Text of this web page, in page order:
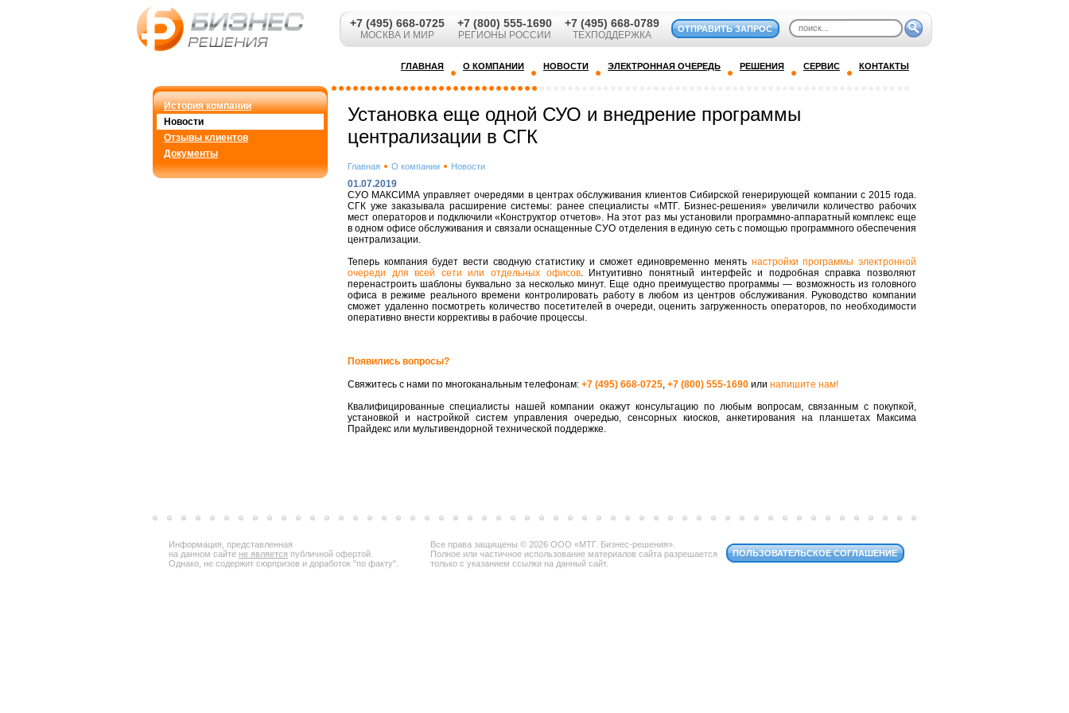
+7 (495) 668-0725
МОСКВА И МИР
+7 (800) 555-1690
РЕГИОНЫ РОССИИ
+7 (495) 668-0789
ТЕХПОДДЕРЖКА
ОТПРАВИТЬ ЗАПРОС
ГЛАВНАЯ О КОМПАНИИ НОВОСТИ ЭЛЕКТРОННАЯ ОЧЕРЕДЬ РЕШЕНИЯ СЕРВИС КОНТАКТЫ
История компании
Новости
Отзывы клиентов
Документы
Установка еще одной СУО и внедрение программы
централизации в СГК
Главная О компании Новости
01.07.2019
СУО МАКСИМА управляет очередями в центрах обслуживания клиентов Сибирской генерирующей компании с 2015 года.
СГК уже заказывала расширение системы: ранее специалисты «МТГ. Бизнес-решения» увеличили количество рабочих
мест операторов и подключили «Конструктор отчетов». На этот раз мы установили программно-аппаратный комплекс еще
в одном офисе обслуживания и связали оснащенные СУО отделения в единую сеть с помощью программного обеспечения
централизации.
Теперь компания будет вести сводную статистику и сможет единовременно менять настройки программы электронной
очереди для всей сети или отдельных офисов. Интуитивно понятный интерфейс и подробная справка позволяют
перенастроить шаблоны буквально за несколько минут. Еще одно преимущество программы — возможность из головного
офиса в режиме реального времени контролировать работу в любом из центров обслуживания. Руководство компании
сможет удаленно посмотреть количество посетителей в очереди, оценить загруженность операторов, по необходимости
оперативно внести коррективы в рабочие процессы.
Появились вопросы?
Свяжитесь с нами по многоканальным телефонам: +7 (495) 668-0725, +7 (800) 555-1690 или напишите нам!
Квалифицированные специалисты нашей компании окажут консультацию по любым вопросам, связанным с покупкой,
установкой и настройкой систем управления очередью, сенсорных киосков, анкетирования на планшетах Максима
Прайдекс или мультивендорной технической поддержке.
Информация, представленная
на данном сайте не является публичной офертой.
Однако, не содержит сюрпризов и доработок "по факту".
Все права защищены © 2026 ООО «МТГ. Бизнес-решения».
Полное или частичное использование материалов сайта разрешается
только с указанием ссылки на данный сайт.
ПОЛЬЗОВАТЕЛЬСКОЕ СОГЛАШЕНИЕ